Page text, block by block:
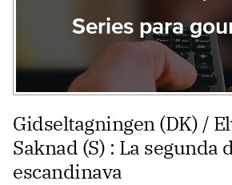
Series para
Gidseltagningen (DK) /
Saknad (S) : La segunda
escandinava